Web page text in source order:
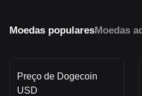
Moedas popularesMoedas
Preço de Dogecoin
USD